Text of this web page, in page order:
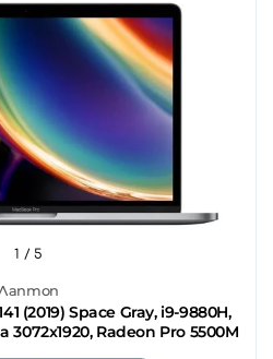
(2019) Space Gray, i9-9880H,
3072x1920, Radeon Pro 5500M
1 / 5